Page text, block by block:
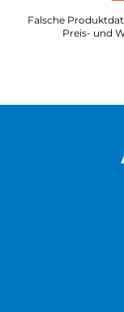
Falsche
Preis- und